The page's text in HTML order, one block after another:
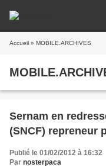
Accueil » MOBILE.ARCHIVES
Sernam en
(SNCF) repreneur
Publié le 01/02/2012 à 16:32
Par nosterpaca